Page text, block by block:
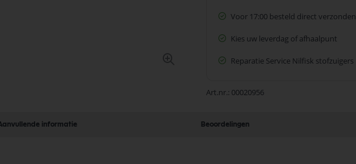
Voor 17:00 besteld direct verzonden
Kies uw leverdag of afhaalpunt
Reparatie Service Nilfisk stofzuigers
Art.nr. 00020956
informatie Beoordelingen